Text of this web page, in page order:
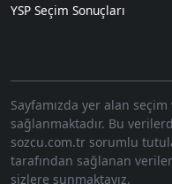
YSP Seçim Sonuçları
Sayfamızda yer alan
sağlanmaktadır. Bu
sozcu.com.tr sorumlu
tarafından sağlanan
sizlere sunmaktayız.